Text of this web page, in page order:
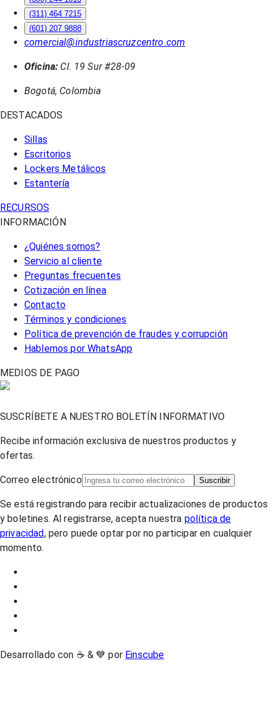
(311) 464 7215
(601) 207 9888
comercial@industriascruzcentro.com
Oficina: Cl. 19 Sur #28-09
Bogotá, Colombia
DESTACADOS
Sillas
Escritorios
Lockers Metálicos
Estantería
RECURSOS
INFORMACIÓN
¿Quiénes somos?
Servicio al cliente
Preguntas frecuentes
Cotización en línea
Contacto
Términos y condiciones
Política de prevención de fraudes y corrupción
Hablemos por WhatsApp
MEDIOS DE PAGO
SUSCRÍBETE A NUESTRO BOLETÍN INFORMATIVO
Recibe información exclusiva de nuestros productos y
ofertas.
Correo electrónico Suscribir
Se está registrando para recibir actualizaciones de productos
y boletines. Al registrarse, acepta nuestra política de
privacidad, pero puede optar por no participar en cualquier
momento.
Desarrollado con ☕ & 💙 por Einscube